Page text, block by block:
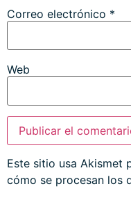
Correo electrónico *
Web
Este sitio usa Akismet
cómo se procesan los